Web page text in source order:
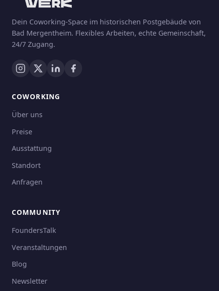
Dein Coworking-Space im historischen Postgebäude von
Bad Mergentheim. Flexibles Arbeiten, echte Gemeinschaft,
24/7 Zugang.
COWORKING
Über uns
Preise
Ausstattung
Standort
Anfragen
COMMUNITY
FoundersTalk
Veranstaltungen
Blog
Newsletter